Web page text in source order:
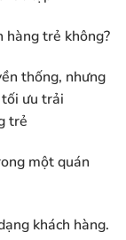
hàng trẻ không?
thống, nhưng
ưu trải
trẻ
một quán
khách hàng.